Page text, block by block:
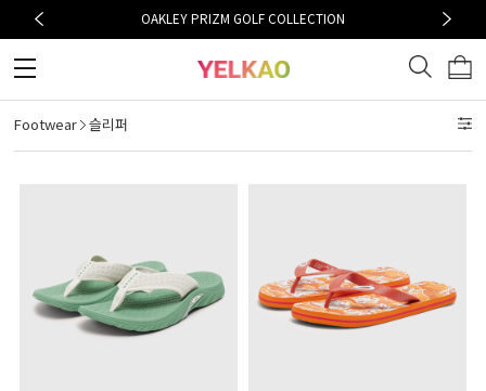
OAKLEY PRIZM GOLF COLLECTION
Footwear 슬리퍼